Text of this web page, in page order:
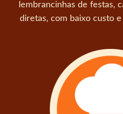
lembrancinhas de festas,
diretas, com baixo custo